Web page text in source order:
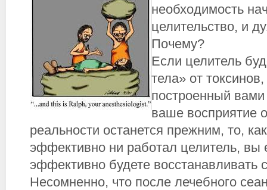
необходимость
целительство, и
Почему?
Если целитель
тела» от
построенный
ваше восприятие
реальности останется прежним, то,
эффективно ни работал целитель,
эффективно будете восстанавливать
Несомненно, что после лечебного